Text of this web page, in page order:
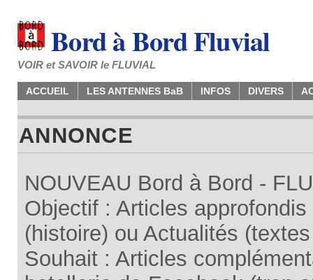
Bord à Bord Fluvial
VOIR et SAVOIR le FLUVIAL
ACCUEIL LES ANTENNES BaB INFOS DIVERS
ANNONCE
NOUVEAU Bord à Bord -
Objectif : Articles
(histoire) ou Actualités
Souhait : Articles